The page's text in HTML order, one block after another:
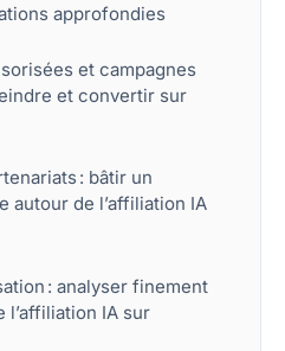
approfondies
et campagnes
et convertir sur
: bâtir un
autour de l’affiliation IA
: analyser finement
l’affiliation IA sur